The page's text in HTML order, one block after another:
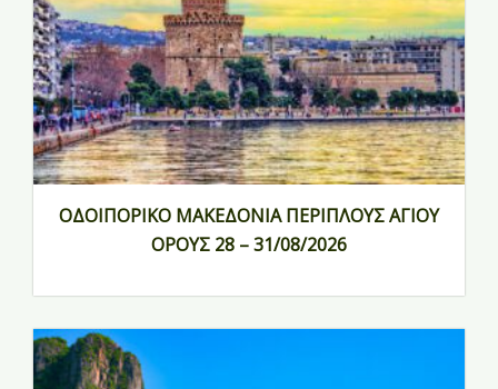
ΟΔΟΙΠΟΡΙΚΟ ΜΑΚΕΔΟΝΙΑ ΠΕΡΙΠΛΟΥΣ ΑΓΙΟΥ
ΟΡΟΥΣ 28 – 31/08/2026